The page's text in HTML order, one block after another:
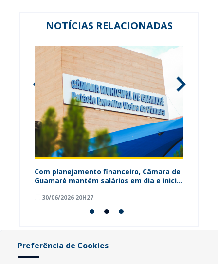
NOTÍCIAS RELACIONADAS
Com planejamento financeiro, Câmara de
Guamaré mantém salários em dia e inicia
30/06/2026 20H27
INFORMAÇÕES
Preferência de Cookies